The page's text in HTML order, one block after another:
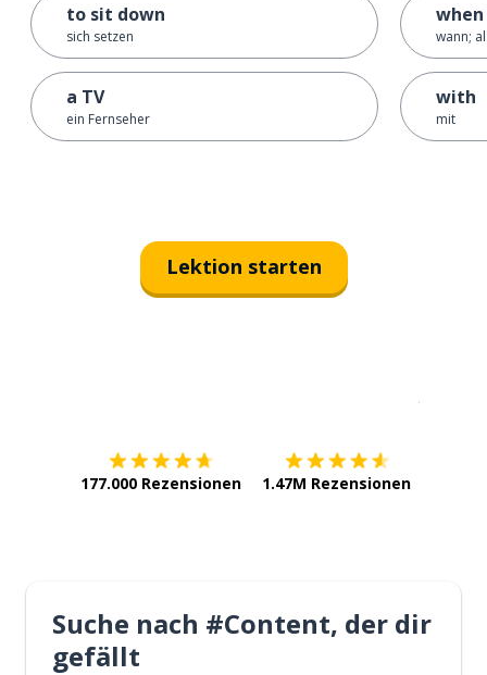
to sit down
sich setzen
a TV
ein Fernseher
when
wann;
with
mit
Lektion starten
177.000 Rezensionen 1.47M Rezensionen
Suche nach #Content, der dir
gefällt